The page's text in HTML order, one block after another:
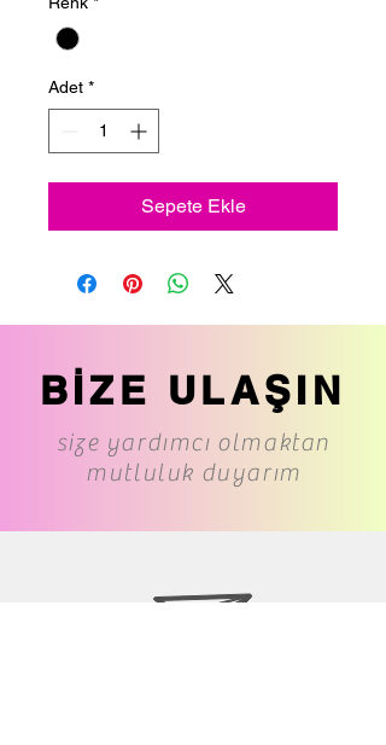
Adet *
Sepete Ekle
BİZE ULAŞIN
size yardımcı olmaktan
mutluluk duyarım